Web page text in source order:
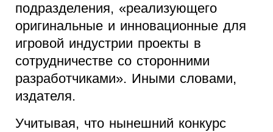
подразделения, «реализующего
оригинальные и инновационные для
игровой индустрии проекты в
сотрудничестве со сторонними
разработчиками». Иными словами,
издателя.
Учитывая, что нынешний конкурс